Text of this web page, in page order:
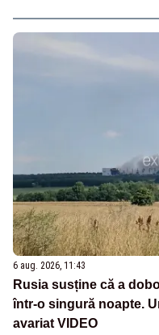
6 aug. 2026, 11:43
Rusia susține că a
într-o singură noapte.
avariat VIDEO